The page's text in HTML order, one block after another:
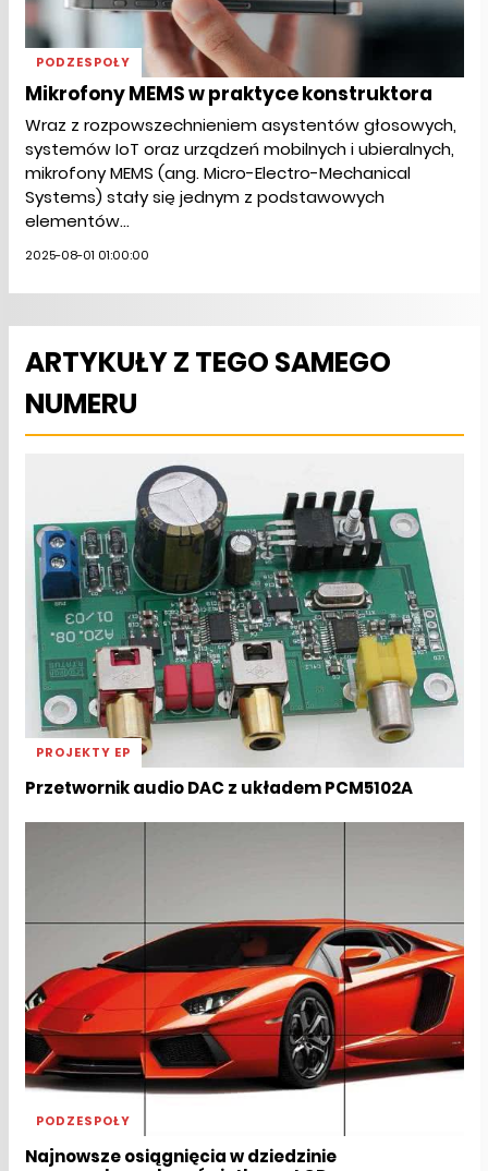
PODZESPOŁY
Mikrofony MEMS w praktyce konstruktora
Wraz z rozpowszechnieniem asystentów głosowych,
systemów IoT oraz urządzeń mobilnych i ubieralnych,
mikrofony MEMS (ang. Micro-Electro-Mechanical
Systems) stały się jednym z podstawowych
elementów...
2025-08-01 01:00:00
ARTYKUŁY Z TEGO SAMEGO
NUMERU
PROJEKTY EP
Przetwornik audio DAC z układem PCM5102A
PODZESPOŁY
Najnowsze osiągnięcia w dziedzinie